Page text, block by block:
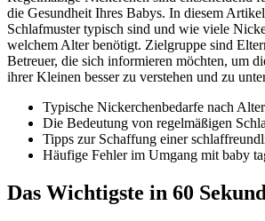
die Gesundheit Ihres Babys. In diesem
Schlafmuster typisch sind und wie viele
welchem Alter benötigt. Zielgruppe sind
Betreuer, die sich informieren möchten, um
ihrer Kleinen besser zu verstehen und zu
Typische Nickerchenbedarfe nach
Die Bedeutung von regelmäßigen
Tipps zur Schaffung einer
Häufige Fehler im Umgang mit baby
Das Wichtigste in 60